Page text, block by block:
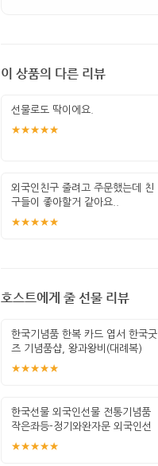
이 상품의 다른 리뷰
선물로도 딱이에요.
★★★★★
외국인친구 줄려고 주문했는데 친
구들이 좋아할거 같아요..
★★★★★
호스트에게 줄 선물 리뷰
한국기념품 한복 카드 엽서 한국굿
즈 기념품샵, 왕과왕비(대례복)
★★★★★
한국선물 외국인선물 전통기념품
작은좌등-정기와완자문 외국인선
물
★★★★★